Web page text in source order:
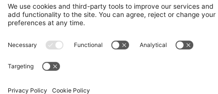
LinkedInメールアドレス
WC1V 6DF
10 Anson Rd, #05-01,
079903
〒107-0052 東京都港区赤坂5